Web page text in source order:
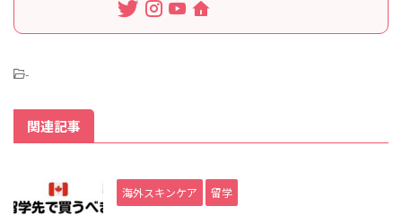
-
関連記事
海外スキンケア 留学